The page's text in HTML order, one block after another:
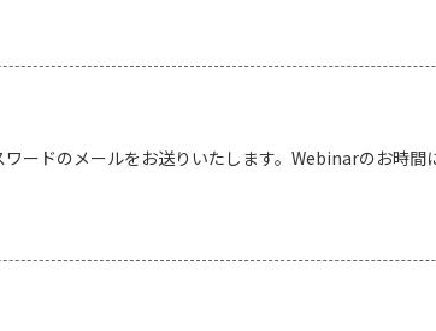
ードのメールをお送りいたします。Webinarのお時間